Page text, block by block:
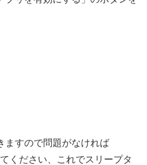
ますので問題がなければ
ください、これでスリープタ